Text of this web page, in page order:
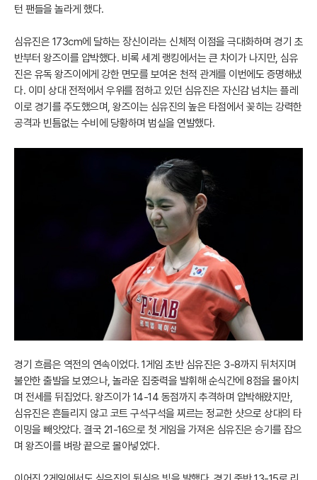
턴 팬들을 놀라게 했다.
심유진은 173cm에 달하는 장신이라는 신체적 이점을 극대화하며 경기 초
반부터 왕즈이를 압박했다. 비록 세계 랭킹에서는 큰 차이가 나지만, 심유
진은 유독 왕즈이에게 강한 면모를 보여온 천적 관계를 이번에도 증명해냈
다. 이미 상대 전적에서 우위를 점하고 있던 심유진은 자신감 넘치는 플레
이로 경기를 주도했으며, 왕즈이는 심유진의 높은 타점에서 꽂히는 강력한
공격과 빈틈없는 수비에 당황하며 범실을 연발했다.
경기 흐름은 역전의 연속이었다. 1게임 초반 심유진은 3-8까지 뒤처지며
불안한 출발을 보였으나, 놀라운 집중력을 발휘해 순식간에 8점을 몰아치
며 전세를 뒤집었다. 왕즈이가 14-14 동점까지 추격하며 압박해왔지만,
심유진은 흔들리지 않고 코트 구석구석을 찌르는 정교한 샷으로 상대의 타
이밍을 빼앗았다. 결국 21-16으로 첫 게임을 가져온 심유진은 승기를 잡으
며 왕즈이를 벼랑 끝으로 몰아넣었다.